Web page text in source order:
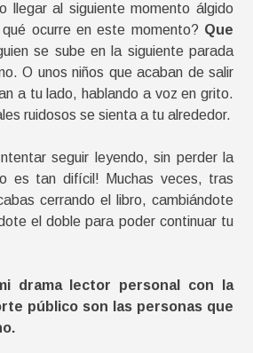
llegar al siguiente momento álgido
ocurre en este momento? Que
se sube en la siguiente parada
O unos niños que acaban de salir
a tu lado, hablando a voz en grito.
ruidosos se sienta a tu alrededor.
seguir leyendo, sin perder la
es tan difícil! Muchas veces, tras
cerrando el libro, cambiándote
el doble para poder continuar tu
drama lector personal con la
público son las personas que